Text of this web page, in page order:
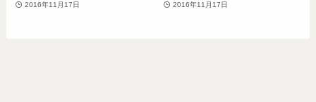
2016年11月17日 2016年11月17日